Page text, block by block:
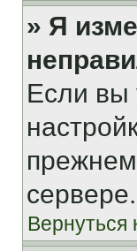
» Я
Если вы
Вернуться